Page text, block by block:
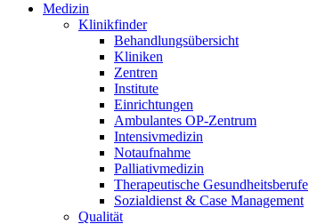
Medizin
Klinikfinder
Behandlungsübersicht
Kliniken
Zentren
Institute
Einrichtungen
Ambulantes OP-Zentrum
Intensivmedizin
Notaufnahme
Palliativmedizin
Therapeutische Gesundheitsberufe
Sozialdienst & Case Management
Qualität